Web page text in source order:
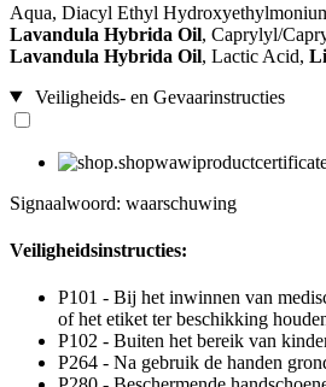
Aqua, Diacyl Ethyl
Lavandula Hybrida Oil, Caprylyl/
Lavandula Hybrida Oil, Lactic Acid,
Veiligheids- en Gevaarinstructies
Signaalwoord: waarschuwing
Veiligheidsinstructies:
P101 - Bij het inwinnen van
of het etiket ter beschikking
P102 - Buiten het bereik van
P264 - Na gebruik de handen